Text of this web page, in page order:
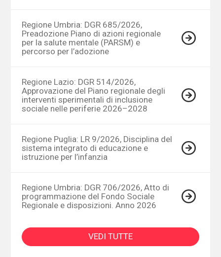
Regione Umbria: DGR 685/2026,
Preadozione Piano di azioni regionale
per la salute mentale (PARSM) e
percorso per l’adozione
Regione Lazio: DGR 514/2026,
Approvazione del Piano regionale degli
interventi sperimentali di inclusione
sociale nelle periferie 2026–2028
Regione Puglia: LR 9/2026, Disciplina del
sistema integrato di educazione e
istruzione per l’infanzia
Regione Umbria: DGR 706/2026, Atto di
programmazione del Fondo Sociale
Regionale e disposizioni. Anno 2026
VEDI TUTTE